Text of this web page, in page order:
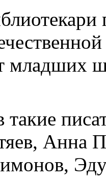
младших
такие
Анна